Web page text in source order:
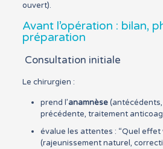
ouvert).
Avant l’opération : bilan,
préparation
Consultation initiale
Le chirurgien :
prend l’anamnèse(antécédents,
précédente, traitement
évalue les attentes : “Quel effet
(rajeunissement naturel,